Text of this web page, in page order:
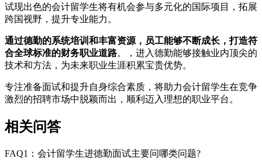
试现出色的会计留学生将有机会参与多元化的国际项目，拓展
跨国视野，提升专业能力。
通过德勤的系统培训和丰富资源，员工能够不断成长，打造符
合全球标准的财务职业道路。，进入德勤能够接触业内顶尖的
技术和方法，为未来职业生涯积累宝贵优势。
专注准备面试和提升自身综合素质，将助力会计留学生在竞争
激烈的招聘市场中脱颖而出，顺利迈入理想的职业平台。
相关问答
FAQ1：会计留学生进德勤面试主要问哪类问题?